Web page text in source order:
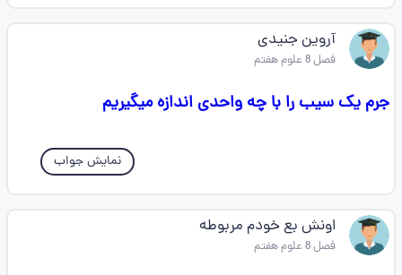
آروین جنیدی
فصل 8 علوم هفتم
جرم یک سیب را با چه واحدی اندازه میگیریم
نمایش جواب
اونش بع خودم مربوطه
فصل 8 علوم هفتم